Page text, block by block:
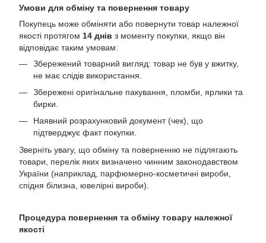
Умови для обміну та повернення товару
Покупець може обміняти або повернути товар належної
якості протягом 14 днів з моменту покупки, якщо він
відповідає таким умовам:
Збережений товарний вигляд: товар не був у вжитку,
не має слідів використання.
Збережені оригінальне пакування, пломби, ярлики та
бирки.
Наявний розрахунковий документ (чек), що
підтверджує факт покупки.
Зверніть увагу, що обміну та поверненню не підлягають
товари, перелік яких визначено чинним законодавством
України (наприклад, парфюмерно-косметичні вироби,
спідня білизна, ювелірні вироби).
Процедура повернення та обміну товару належної
якості